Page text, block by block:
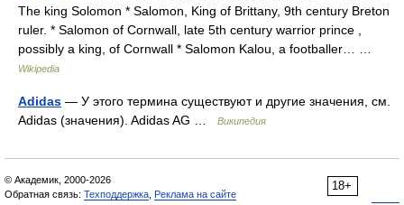
The king Solomon * Salomon, King of Brittany, 9th century Breton
ruler. * Salomon of Cornwall, late 5th century warrior prince ,
possibly a king, of Cornwall * Salomon Kalou, a footballer… …
Wikipedia
Adidas — У этого термина существуют и другие значения, см.
Adidas (значения). Adidas AG …
Википедия
18+
© Академик, 2000-2026
Обратная связь: Техподдержка Реклама на сайте